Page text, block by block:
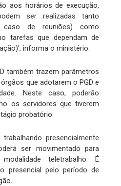
aos horários de execução,
ser realizadas tanto
de reuniões) como
tarefas que dependam de
informa o ministério.
também trazem parâmetros
que adotarem o PGD e
Neste caso, poderão
os servidores que tiverem
probatório.
presencialmente
ser movimentado para
teletrabalho. É
presencial pelo período de